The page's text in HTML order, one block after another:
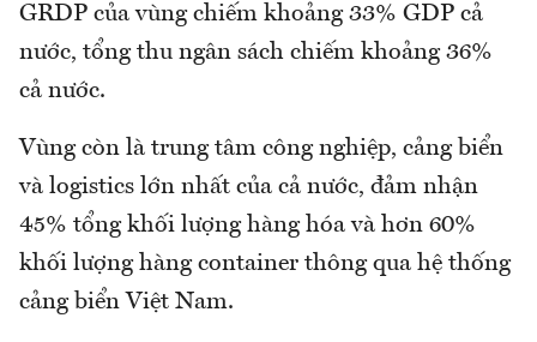
GRDP của vùng chiếm khoảng 33% GDP cả
nước, tổng thu ngân sách chiếm khoảng 36%
cả nước.
Vùng còn là trung tâm công nghiệp, cảng biển
và logistics lớn nhất của cả nước, đảm nhận
45% tổng khối lượng hàng hóa và hơn 60%
khối lượng hàng container thông qua hệ thống
cảng biển Việt Nam.